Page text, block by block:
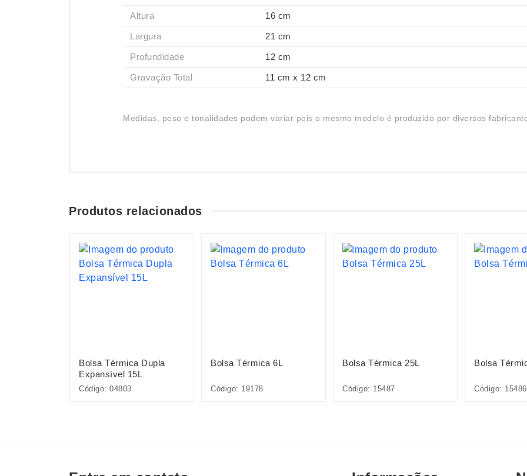
Altura 16 cm
Largura 21 cm
Profundidade 12 cm
Gravação Total 11 cm x 12 cm
Medidas, peso e tonalidades podem variar pois o mesmo modelo é produzido por diversos
Produtos relacionados
Bolsa Térmica Dupla
Expansível 15L
Código: 04803
Bolsa Térmica 6L
Código: 19178
Bolsa Térmica 25L
Código: 15487
Bolsa
Código: 15486